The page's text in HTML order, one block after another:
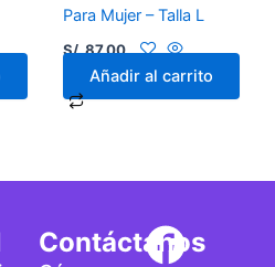
Para Mujer – Talla L
S/.87.00
Añadir al carrito
Contáctanos
F